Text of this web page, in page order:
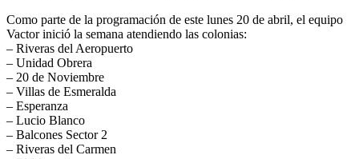
Como parte de la programación de este lunes 20 de abril, el equipo
Vactor inició la semana atendiendo las colonias:
– Riveras del Aeropuerto
– Unidad Obrera
– 20 de Noviembre
– Villas de Esmeralda
– Esperanza
– Lucio Blanco
– Balcones Sector 2
– Riveras del Carmen